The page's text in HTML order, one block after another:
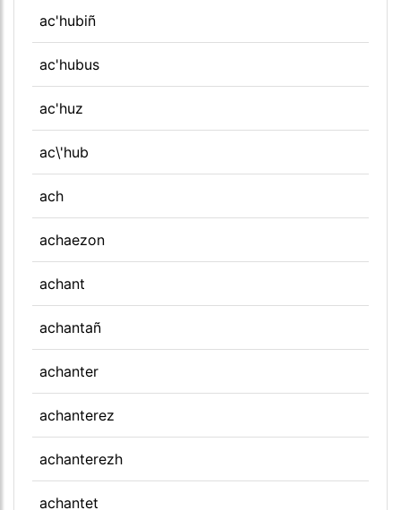
ac'hubiñ
ac'hubus
ac'huz
ac\'hub
ach
achaezon
achant
achantañ
achanter
achanterez
achanterezh
achantet